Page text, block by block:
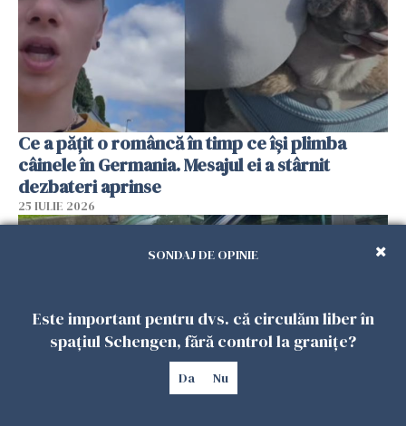
Ce a pățit o româncă în timp ce își plimba
câinele în Germania. Mesajul ei a stârnit
dezbateri aprinse
25 IULIE 2026
SONDAJ DE OPINIE
Este important pentru dvs. că circulăm liber în
spațiul Schengen, fără control la granițe?
Da Nu